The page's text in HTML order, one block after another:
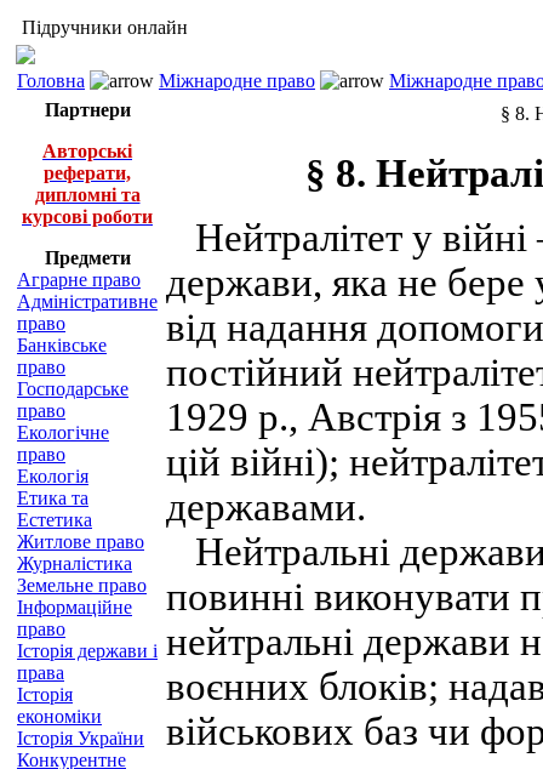
Підручники онлайн
Головна Міжнародне право
Міжнародне
Партнери
Авторські
реферати,
дипломні та
курсові роботи
Предмети
Аграрне право
Адміністративне
право
Банківське
право
Господарське
право
Екологічне
право
Екологія
Етика та
Естетика
Житлове право
Журналістика
Земельне право
Інформаційне
право
Історія держави і
права
Історія
економіки
Історія України
Конкурентне
§ 8.
§ 8.
Нейтралітет у
держави, яка не бере
від надання
постійний
1929 р., Австрія з
цій війні);
державами.
Нейтральні
повинні виконувати
нейтральні держави
воєнних блоків;
військових баз чи